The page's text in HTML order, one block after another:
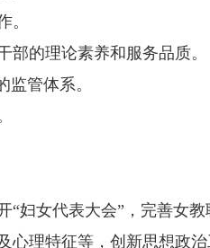
。
的理论素养和服务品质。
监管体系。
“妇女代表大会”，完善女教
心理特征等，创新思想政